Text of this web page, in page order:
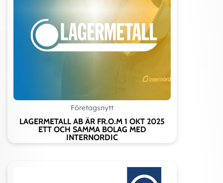
Företagsnytt
LAGERMETALL AB ÄR FR.O.M 1 OKT 2025
ETT OCH SAMMA BOLAG MED
INTERNORDIC